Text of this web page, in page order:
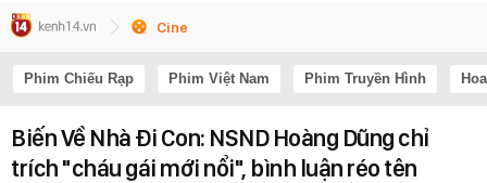
Cine
Phim Chiếu Rạp Phim Việt Nam Phim Truyền Hình
Biến Về Nhà Đi Con: NSND Hoàng Dũng chỉ
trích "cháu gái mới nổi", bình luận réo tên